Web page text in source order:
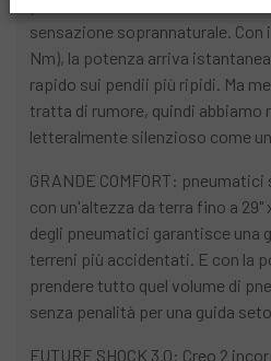
sensazione soprannaturale. Con
Nm), la potenza arriva
rapido sui pendii più ripidi. Ma
tratta di rumore, quindi abbiamo
letteralmente silenzioso come
GRANDE COMFORT:
con un'altezza da terra fino a 29"
degli pneumatici garantisce una
terreni più accidentati. E con la
prendere tutto quel volume di
senza penalità per una guida
FUTURE SHOCK 3.0: Creo 2